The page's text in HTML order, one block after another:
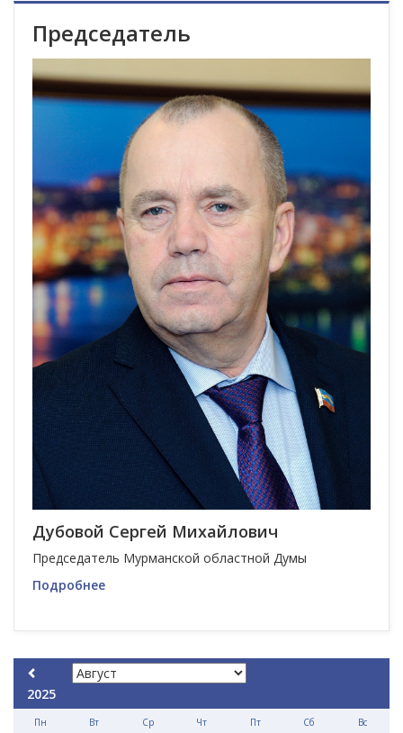
Председатель
Дубовой Сергей Михайлович
Председатель Мурманской областной Думы
Подробнее
2025
Пн Вт Ср Чт Пт Сб Вс